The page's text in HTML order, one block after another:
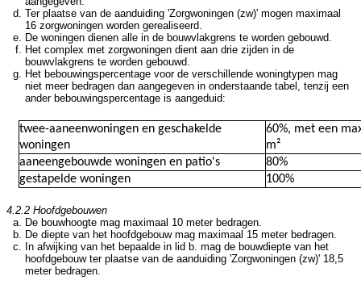
Ter plaatse van de aanduiding 'Zorgwoningen (zw)' mogen maximaal
16 zorgwoningen worden gerealiseerd.
De woningen dienen alle in de bouwvlakgrens te worden gebouwd.
Het complex met zorgwoningen dient aan drie zijden in de
bouwvlakgrens te worden gebouwd.
Het bebouwingspercentage voor de verschillende woningtypen mag
niet meer bedragen dan aangegeven in onderstaande tabel, tenzij een
ander bebouwingspercentage is aangeduid:
twee-aaneenwoningen en geschakelde
woningen
60%, met een
m²
aaneengebouwde woningen en patio's
80%
gestapelde woningen
100%
4.2.2 Hoofdgebouwen
De bouwhoogte mag maximaal 10 meter bedragen.
De diepte van het hoofdgebouw mag maximaal 15 meter bedragen.
In afwijking van het bepaalde in lid b. mag de bouwdiepte van het
hoofdgebouw ter plaatse van de aanduiding 'Zorgwoningen (zw)' 18,5
meter bedragen.